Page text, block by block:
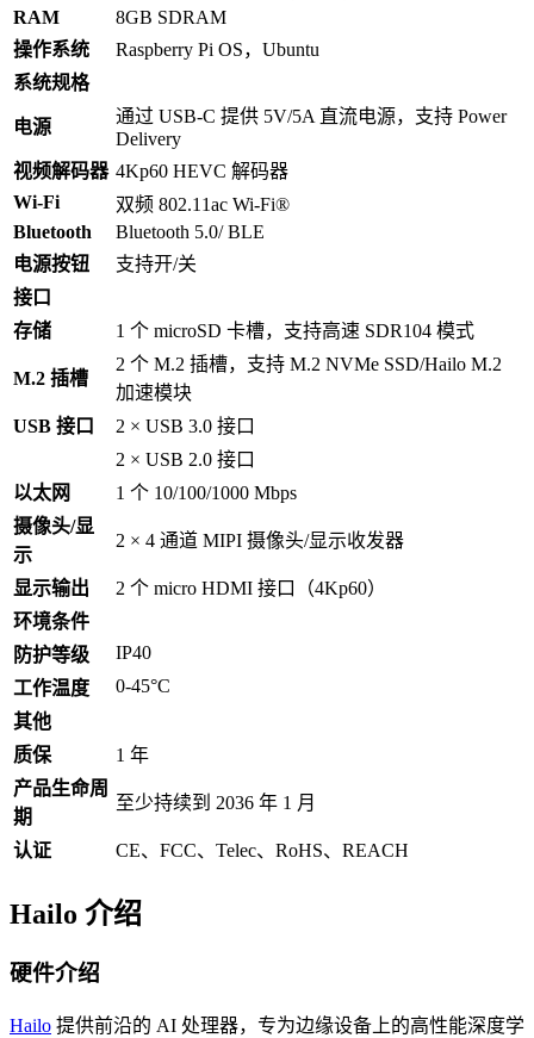
RAM
8GB SDRAM
操作系统
Raspberry Pi OS，Ubuntu
系统规格
电源
通过 USB-C 提供 5V/5A 直流电源，支持 Power
Delivery
视频解码器 4Kp60 HEVC 解码器
Wi-Fi
双频 802.11ac Wi-Fi®
Bluetooth
Bluetooth 5.0/ BLE
电源按钮
支持开/关
接口
存储
1 个 microSD 卡槽，支持高速 SDR104 模式
M.2 插槽
2 个 M.2 插槽，支持 M.2 NVMe SSD/Hailo M.2
加速模块
USB 接口
2 × USB 3.0 接口
2 × USB 2.0 接口
以太网
1 个 10/100/1000 Mbps
摄像头/显
示
2 × 4 通道 MIPI 摄像头/显示收发器
显示输出
2 个 micro HDMI 接口（4Kp60）
环境条件
防护等级
IP40
工作温度
0-45°C
其他
质保
1 年
产品生命周
期
至少持续到 2036 年 1 月
认证 CE、FCC、Telec、RoHS、REACH
Hailo 介绍
硬件介绍
Hailo 提供前沿的 AI 处理器，专为边缘设备上的高性能深度学